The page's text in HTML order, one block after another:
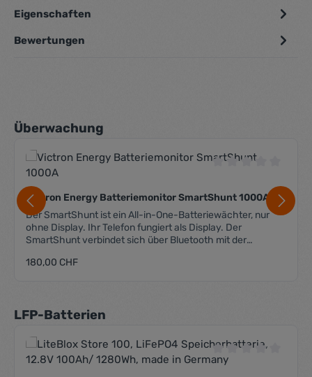
Eigenschaften
Bewertungen
Produktgalerie überspringen
Überwachung
Victron Energy Batteriemonitor SmartShunt 1000A
Der SmartShunt ist ein All-in-One-Batteriewächter, nur
ohne Display. Ihr Telefon fungiert als Display. Der
SmartShunt verbindet sich über Bluetooth mit der
Sie können alle überwachten Batterieparameter, wie
werden. Der Smart Shunt hat 2 Spannungseingänge,
Spannungsmessung der Zusatzbatterie sowie der Starter-
Batterie Mittelpunktspannung der Batteriebank
Temperaturüberwachung mittels entsprechendem
Regulärer Preis:
180,00 CHF
Produktgalerie überspringen
LFP-Batterien
Durchschnittliche